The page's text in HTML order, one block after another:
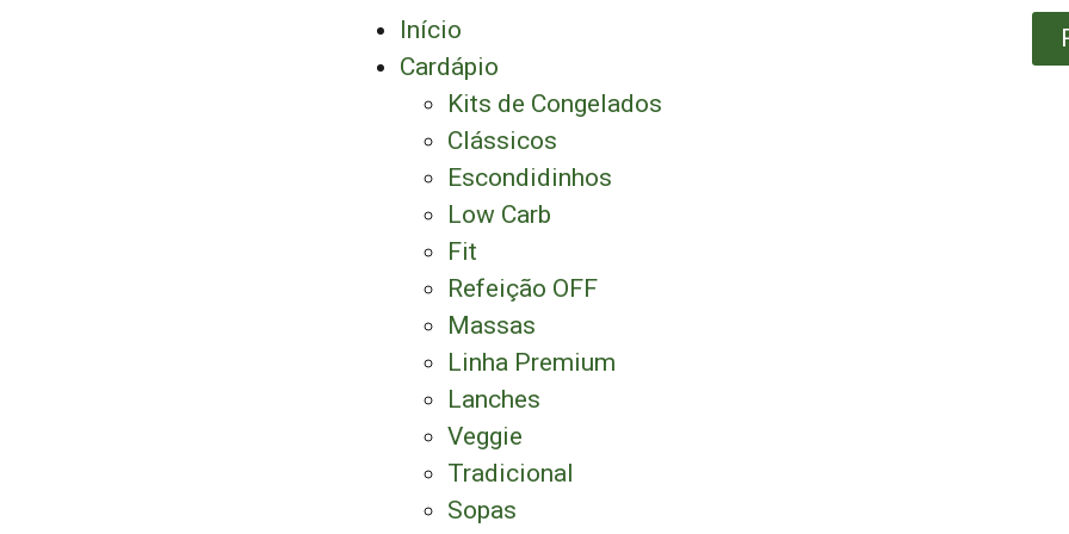
Início
Cardápio
Kits de Congelados
Clássicos
Escondidinhos
Low Carb
Fit
Refeição OFF
Massas
Linha Premium
Lanches
Veggie
Tradicional
Sopas